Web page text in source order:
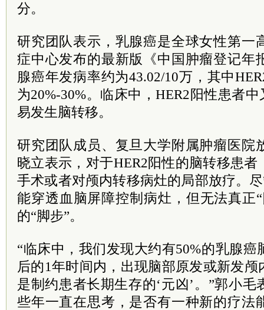
分。
研究团队表示，乳腺癌是全球女性第一
症中心发布的最新版《中国肿瘤登记年
腺癌年发病率约为43.02/10万，其中
为20%-30%。临床中，HER2阳性患者
易发生脑转移。
研究团队成员、复旦大学附属肿瘤医院
晓立表示，对于HER2阳性的脑转移患
手术或者对颅内转移病灶的局部放疗。
能穿透血脑屏障控制病灶，但无法真正
的“脚步”。
“临床中，我们发现大约有50%的乳腺
后的1年时间内，出现脑部原发或新发
是制约患者长期生存的‘元凶’。”郭小
些年一直在思考，是否有一种新的疗法